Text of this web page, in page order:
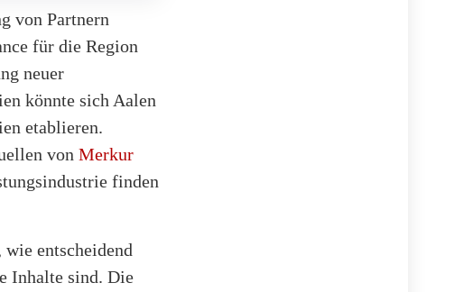
von Partnern
für die Region
neuer
könnte sich Aalen
etablieren.
von Merkur
finden
entscheidend
Inhalte sind. Die